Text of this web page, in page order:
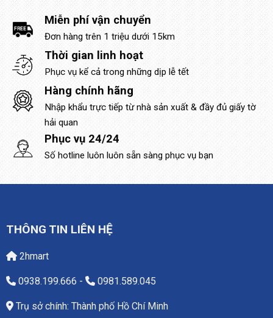
Miễn phí vận chuyển
Đơn hàng trên 1 triệu dưới 15km
Thời gian linh hoạt
Phục vụ kể cả trong những dịp lễ tết
Hàng chính hãng
Nhập khẩu trực tiếp từ nhà sản xuất & đầy đủ giấy tờ
hải quan
Phục vụ 24/24
Số hotline luôn luôn sẵn sàng phục vụ bạn
THÔNG TIN LIÊN HỆ
2hmart
0938.199.666 - 0981.589.045
Trụ sở chính: Thành phố Hồ Chí Minh